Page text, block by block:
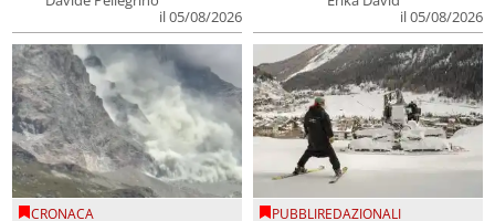
il 05/08/2026
il 05/08/2026
CRONACA PUBBLIREDAZIONALI